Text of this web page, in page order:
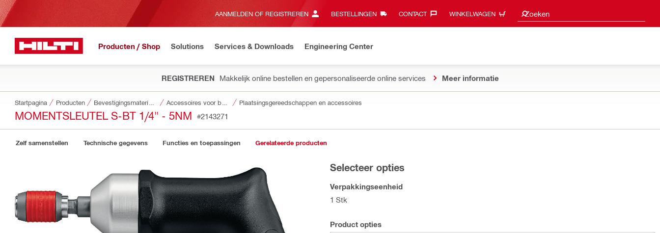
AANMELDEN OF REGISTREREN BESTELLINGEN CONTACT‎ WINKELWAGEN Zoeken
Zoeksuggesties
Producten / Shop Solutions Services & Downloads Engineering Center
REGISTREREN Makkelijk online bestellen en gepersonaliseerde online services Meer informatie
Startpagina Producten Plaatsingsgereedschappen en accessoires
MOMENTSLEUTEL S-BT 1/4" - 5NM #2143271
Zelf samenstellen Technische gegevens Functies en toepassingen Gerelateerde producten
Selecteer opties
Verpakkingseenheid
1 Stk
Product opties